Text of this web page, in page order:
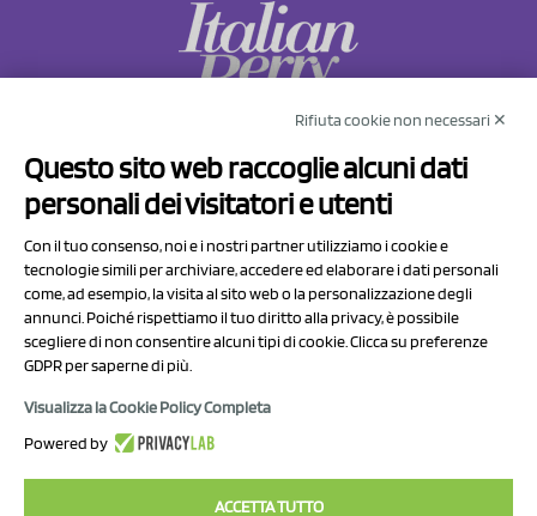
Via Prov.le Sassuolo Vignola 315/1
41057 Spilamberto (MO)
P.I/C.F. 01041460369
REA: MO 208553
Capitale sociale Euro 50.000,00 i.v.
Rifiuta cookie non necessari ✕
Questo sito web raccoglie alcuni dati
personali dei visitatori e utenti
Con il tuo consenso, noi e i nostri partner utilizziamo i cookie e
tecnologie simili per archiviare, accedere ed elaborare i dati personali
come, ad esempio, la visita al sito web o la personalizzazione degli
annunci. Poiché rispettiamo il tuo diritto alla privacy, è possibile
scegliere di non consentire alcuni tipi di cookie. Clicca su preferenze
GDPR per saperne di più.
Visualizza la Cookie Policy Completa
Powered by
ACCETTA TUTTO